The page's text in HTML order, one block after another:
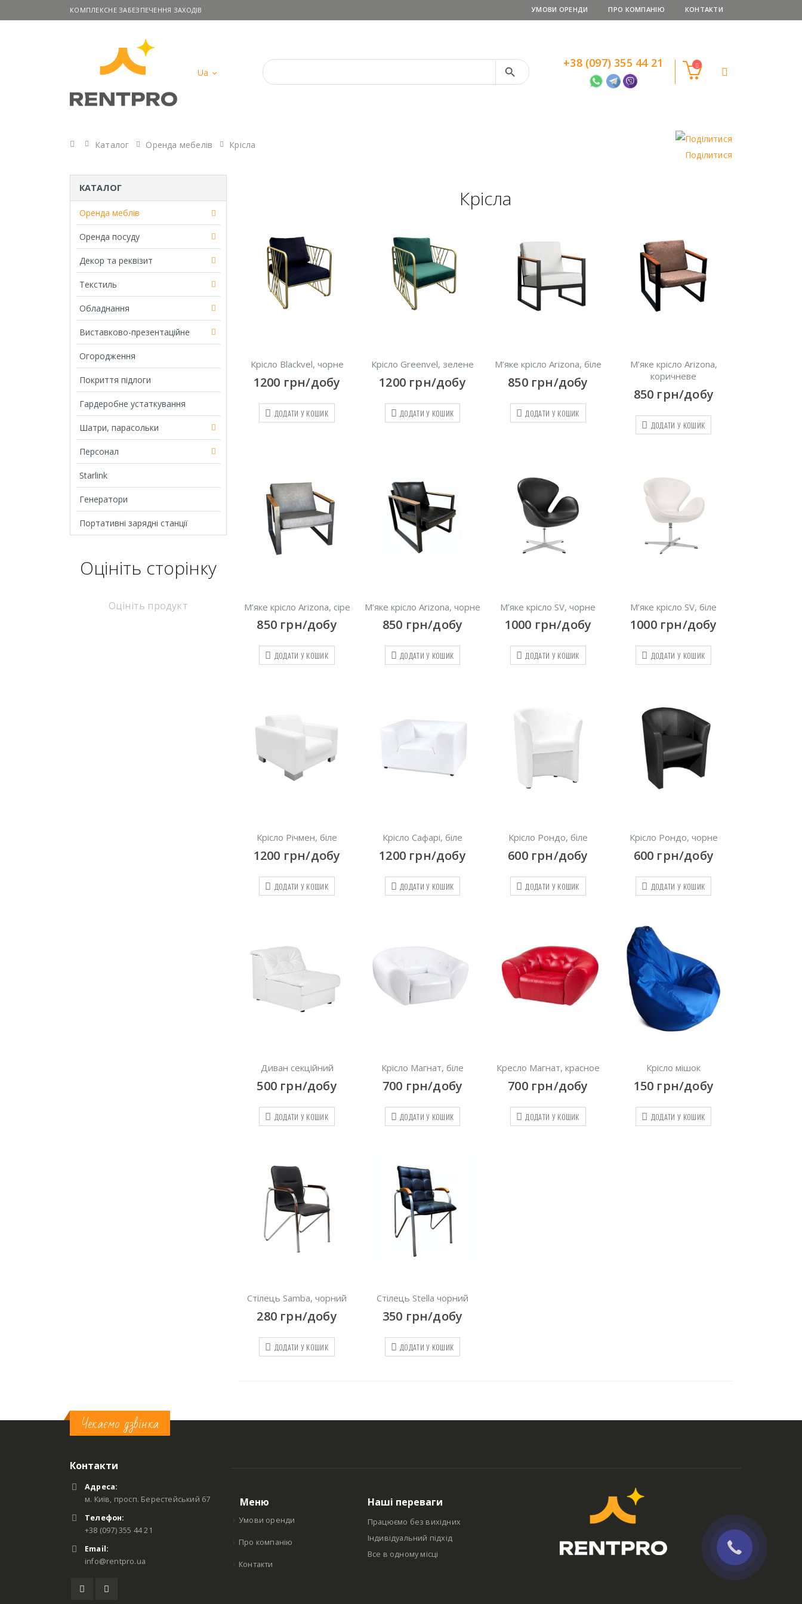
КОМПЛЕКСНЕ ЗАБЕЗПЕЧЕННЯ ЗАХОДІВ УМОВИ ОРЕНДИ ПРО КОМПАНІЮ КОНТАКТИ
Ua
Search Button +38 (097) 355 44 21
Головна
Каталог Оренда мебелів
Крісла
Поділитися
Крісла
Крісло Blackvel, чорне
1200 грн/добу
ДОДАТИ У КОШИК
Крісло Greenvel, зелене
1200 грн/добу
ДОДАТИ У КОШИК
М’яке крісло Arizona, біле
850 грн/добу
ДОДАТИ У КОШИК
М’яке крісло Arizona,
коричневе
850 грн/добу
ДОДАТИ У КОШИК
М’яке крісло Arizona, сіре
850 грн/добу
ДОДАТИ У КОШИК
М’яке крісло Arizona, чорне
850 грн/добу
ДОДАТИ У КОШИК
М’яке крісло SV, чорне
1000 грн/добу
ДОДАТИ У КОШИК
М’яке крісло SV, біле
1000 грн/добу
ДОДАТИ У КОШИК
Крісло Річмен, біле
1200 грн/добу
ДОДАТИ У КОШИК
Крісло Сафарі, біле
1200 грн/добу
ДОДАТИ У КОШИК
Крісло Рондо, біле
600 грн/добу
ДОДАТИ У КОШИК
Крісло Рондо, чорне
600 грн/добу
ДОДАТИ У КОШИК
Диван секційний
500 грн/добу
ДОДАТИ У КОШИК
Крісло Магнат, біле
700 грн/добу
ДОДАТИ У КОШИК
Кресло Магнат, красное
700 грн/добу
ДОДАТИ У КОШИК
Крісло мішок
150 грн/добу
ДОДАТИ У КОШИК
Стілець Samba, чорний
280 грн/добу
ДОДАТИ У КОШИК
Стілець Stella чорний
350 грн/добу
ДОДАТИ У КОШИК
КАТАЛОГ
Оренда меблів
Оренда посуду
Декор та реквізит
Текстиль
Обладнання
Виставково-презентаційне
Огородження
Покриття підлоги
Гардеробне устаткування
Шатри, парасольки
Персонал
Starlink
Генератори
Портативні зарядні станції
Оцініть cторінку
Оцініть продукт
Чекаємо дзвінка
Контакти
Адреса:
м. Київ, просп. Берестейський 67
Телефон:
+38 (097) 355 44 21
Email:
info@rentpro.ua
Меню
Умови оренди
Про компанію
Контакти
Наші переваги
Працюємо без вихідних
Індивідуальний підхід
Все в одному місці